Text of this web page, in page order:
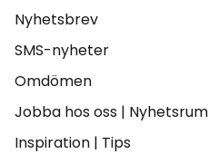
Nyhetsbrev
SMS-nyheter
Omdömen
Jobba hos oss | Nyhetsrum
Inspiration | Tips